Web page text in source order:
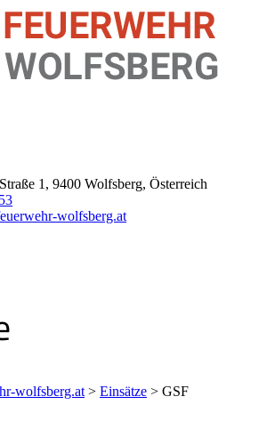
1, 9400 Wolfsberg, Österreich
wolfsberg.at
wolfsberg.at > Einsätze > GSF